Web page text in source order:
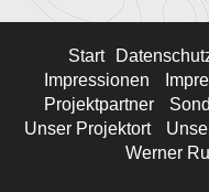
Start
Impressionen
Projektpartner
Unser Projektort
Werner